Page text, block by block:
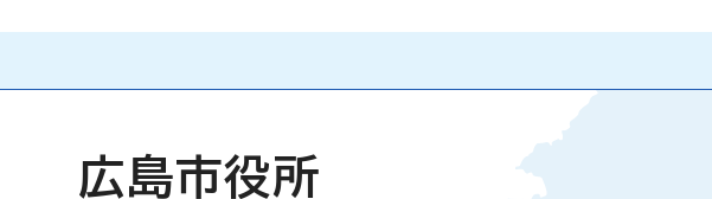
広島市役所